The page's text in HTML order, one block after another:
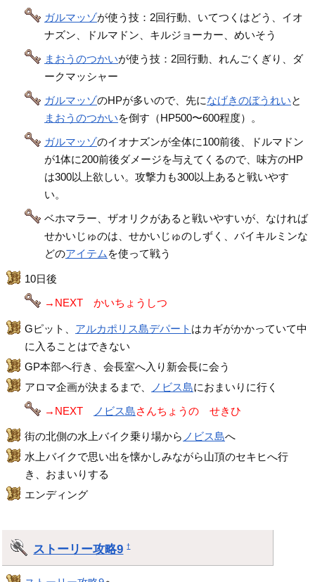
ガルマッゾが使う技：2回行動、いてつくはどう、イオ
ナズン、ドルマドン、キルジョーカー、めいそう
まおうのつかいが使う技：2回行動、れんごくぎり、ダ
ークマッシャー
ガルマッゾのHPが多いので、先になげきのぼうれいと
まおうのつかいを倒す（HP500〜600程度）。
ガルマッゾのイオナズンが全体に100前後、ドルマドン
が1体に200前後ダメージを与えてくるので、味方のHP
は300以上欲しい。攻撃力も300以上あると戦いやす
い。
ベホマラー、ザオリクがあると戦いやすいが、なければ
せかいじゅのは、せかいじゅのしずく、バイキルミンな
どのアイテム を使って戦う
10日後
→NEXT かいちょうしつ
Gピット、 アルカポリス島デパート はカギがかかっていて中
に入ることはできない
GP本部へ行き、会長室へ入り新会長に会う
アロマ企画が決まるまで、
ノビス島におまいりに行く
→NEXT
ノビス島さんちょうの せきひ
街の北側の水上バイク乗り場から ノビス島へ
水上バイクで思い出を懐かしみながら山頂のセキヒへ行
き、おまいりする
エンディング
ストーリー攻略9 †